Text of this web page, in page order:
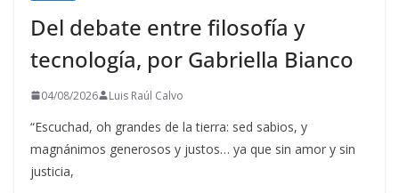
Del debate entre filosofía y
tecnología, por Gabriella Bianco
04/08/2026 Luis Raúl Calvo
“Escuchad, oh grandes de la tierra: sed sabios, y
magnánimos generosos y justos… ya que sin amor y sin
justicia,